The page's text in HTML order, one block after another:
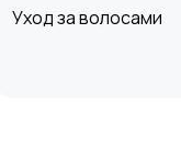
Уход за волосами